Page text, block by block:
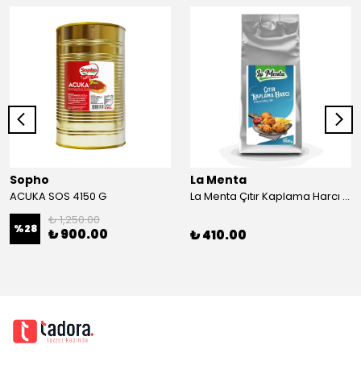
Sopho
ACUKA SOS 4150 G
%28
₺ 1,250.00
₺ 900.00
La Menta
La Menta Çıtır Kaplama Harcı 1000gr
₺ 410.00